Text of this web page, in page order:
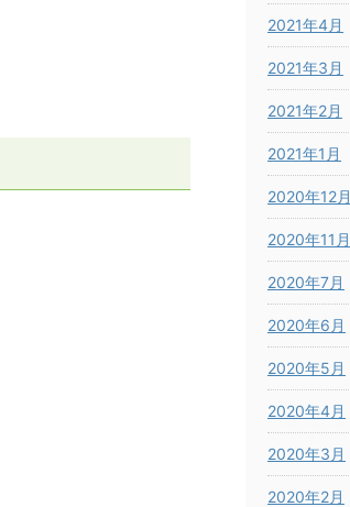
2021年4月
2021年3月
2021年2月
2021年1月
2020年12月
2020年11月
2020年7月
2020年6月
2020年5月
2020年4月
2020年3月
2020年2月